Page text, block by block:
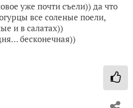
уже почти съели)) да что
все соленые поели,
и в салатах))
бесконечная))